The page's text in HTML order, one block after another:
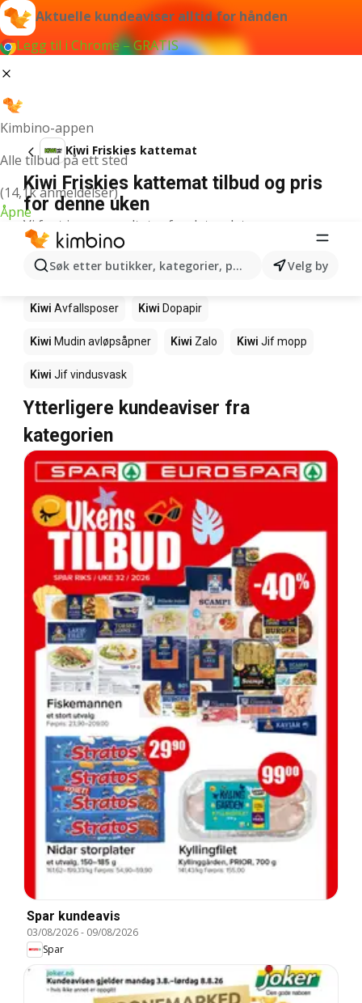
Aktuelle kundeaviser alltid for hånden
Legg til i Chrome – GRATIS
Kimbino-appen
Alle tilbud på ett sted
(14,1k anmeldelser)
Åpne
Søk etter butikker, kategorier, produkter...Velg by
Kiwi Friskies kattemat
Kiwi Friskies kattemat tilbud og pris
for denne uken
Vi fant ingen resultater for det ordet.
Andre produkter i butikkene Kiwi
Kiwi Tørre engangskluter Kiwi Fast grønnsåpe
Kiwi Avfallsposer Kiwi Dopapir
Kiwi Mudin avløpsåpner Kiwi Zalo Kiwi Jif mopp
Kiwi Jif vindusvask
Ytterligere kundeaviser fra
kategorien
Spar kundeavis
03/08/2026- 09/08/2026
Spar